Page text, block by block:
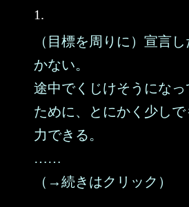
1.
（目標を周りに）宣言
かない。
途中でくじけそうにな
ために、とにかく少し
力できる。
……
（→続きはクリック）